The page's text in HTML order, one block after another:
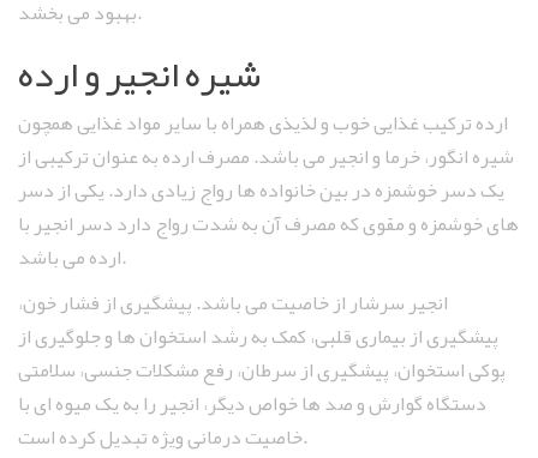
بهبود می‌ بخشد.
شیره انجیر و ارده
ارده ترکیب غذایی خوب و لذیذی همراه با سایر مواد غذایی همچون
شیره انگور، خرما و انجیر می باشد. مصرف ارده به عنوان ترکیبی از
یک دسر خوشمزه در بین خانواده ها رواج زیادی دارد. یکی از دسر
های خوشمزه و مقوی که مصرف آن به شدت رواج دارد دسر انجیر با
ارده می باشد.
انجیر سرشار از خاصیت می باشد. پیشگیری از فشار خون،
پیشگیری از بیماری قلبی، کمک به رشد استخوان ها و جلوگیری از
پوکی استخوان، پیشگیری از سرطان، رفع مشکلات جنسی، سلامتی
دستگاه گوارش و صد ها خواص دیگر، انجیر را به یک میوه ای با
خاصیت درمانی ویژه تبدیل کرده است.